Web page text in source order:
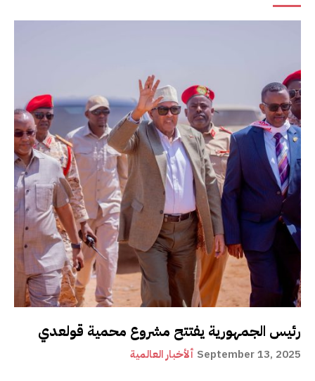
رئيس الجمهورية يفتتح مشروع محمية قولعدي
ألأخبار العالمية September 13, 2025